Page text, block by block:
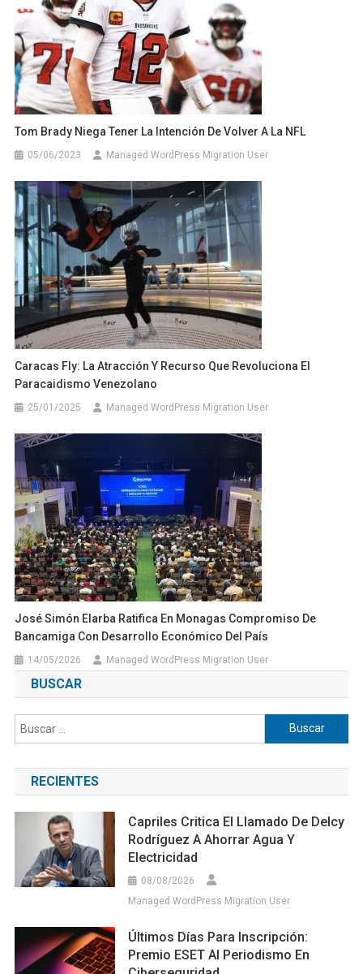
Tom Brady Niega Tener La Intención De Volver A La NFL
05/06/2023 Managed WordPress Migration User
Caracas Fly: La Atracción Y Recurso Que Revoluciona El
Paracaidismo Venezolano
25/01/2025 Managed WordPress Migration User
José Simón Elarba Ratifica En Monagas Compromiso De
Bancamiga Con Desarrollo Económico Del País
14/05/2026 Managed WordPress Migration User
BUSCAR
Buscar:
RECIENTES
Capriles Critica El Llamado De Delcy
Rodríguez A Ahorrar Agua Y
Electricidad
08/08/2026
Managed WordPress Migration User
Últimos Días Para Inscripción:
Premio ESET Al Periodismo En